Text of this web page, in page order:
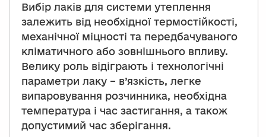
Вибір лаків для системи утеплення
залежить від необхідної термостійкості,
механічної міцності та передбачуваного
кліматичного або зовнішнього впливу.
Велику роль відіграють і технологічні
параметри лаку – в’язкість, легке
випаровування розчинника, необхідна
температура і час застигання, а також
допустимий час зберігання.